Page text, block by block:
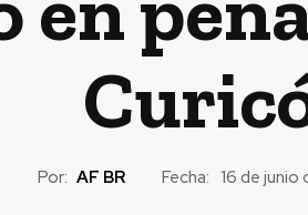
Por: AF BR Fecha: 16 de junio